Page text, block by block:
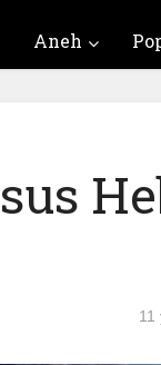
Aneh
11